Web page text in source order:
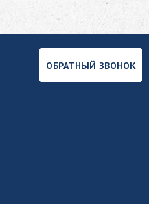
ОБРАТНЫЙ ЗВОНОК